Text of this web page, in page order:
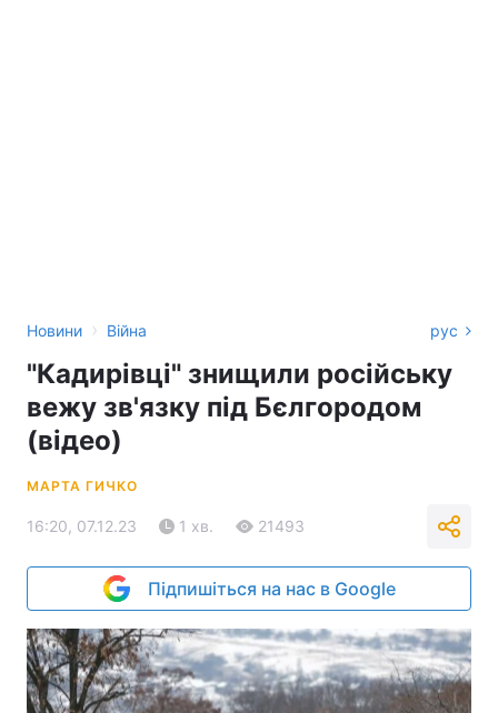
Новини › Війна рус
"Кадирівці" знищили російську
вежу зв'язку під Бєлгородом
(відео)
МАРТА ГИЧКО
16:20, 07.12.23 1 хв. 21493
Підпишіться на нас в Google